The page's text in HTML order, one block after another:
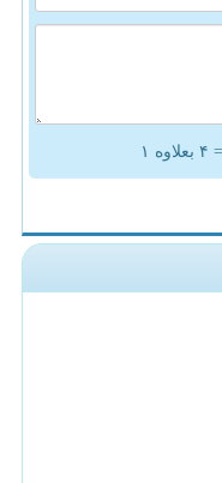
= ۴ بعلاوه ۱